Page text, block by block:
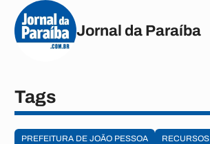
Jornal da Paraíba
Tags
PREFEITURA DE JOÃO PESSOA RECURSOS